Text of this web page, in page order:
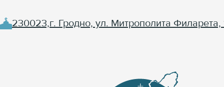
230023,г. Гродно, ул. Митрополита Филарета,